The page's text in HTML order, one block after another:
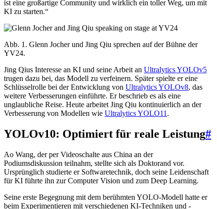
ist eine großartige Community und wirklich ein toller Weg, um mit
KI zu starten.“
Abb. 1. Glenn Jocher und Jing Qiu sprechen auf der Bühne der
YV24.
Jing Qius Interesse an KI und seine Arbeit an Ultralytics YOLOv5
trugen dazu bei, das Modell zu verfeinern. Später spielte er eine
Schlüsselrolle bei der Entwicklung von Ultralytics YOLOv8, das
weitere Verbesserungen einführte. Er beschrieb es als eine
unglaubliche Reise. Heute arbeitet Jing Qiu kontinuierlich an der
Verbesserung von Modellen wie Ultralytics YOLO11 .
YOLOv10: Optimiert für reale Leistung#
Ao Wang, der per Videoschalte aus China an der
Podiumsdiskussion teilnahm, stellte sich als Doktorand vor.
Ursprünglich studierte er Softwaretechnik, doch seine Leidenschaft
für KI führte ihn zur Computer Vision und zum Deep Learning.
Seine erste Begegnung mit dem berühmten YOLO-Modell hatte er
beim Experimentieren mit verschiedenen KI-Techniken und -